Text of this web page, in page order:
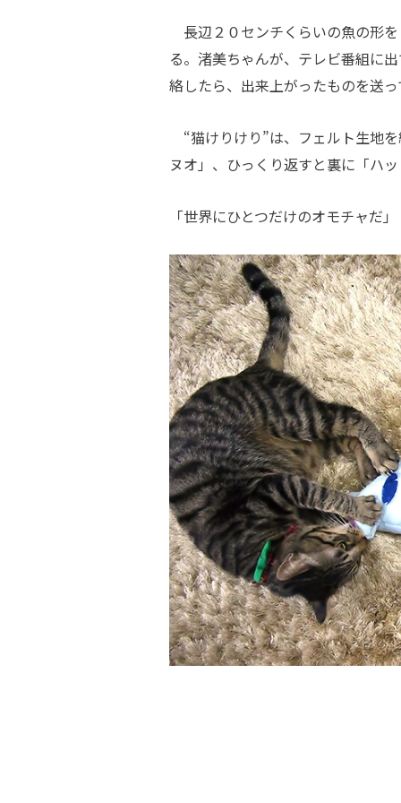
長辺２０センチくらいの魚の形
る。渚美ちゃんが、テレビ番組に
絡したら、出来上がったものを送
“猫けりけり”は、フェルト生地
ヌオ」、ひっくり返すと裏に「ハ
「世界にひとつだけのオモチャだ」